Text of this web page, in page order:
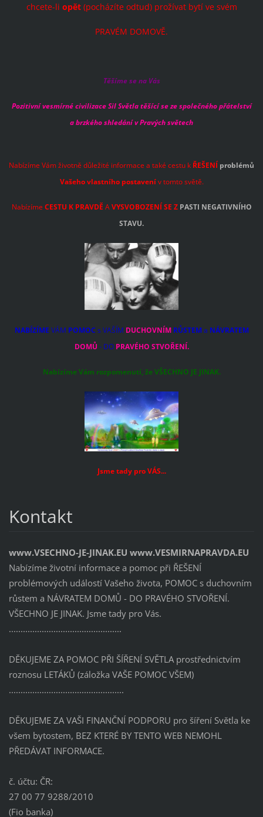
chcete-li opět(pocházíte odtud) prožívat bytí ve svém
PRAVÉM DOMOVĚ.
Těšíme se na Vás
Pozitivní vesmírné civilizace Sil Světla těšící se ze společného přátelství
a brzkého shledání v Pravých světech
Nabízíme Vám životně důležité informace a také cestu k ŘEŠENÍ problémů
Vašeho vlastního postavenív tomto světě.
Nabízíme CESTU K PRAVDĚ AVYSVOBOZENÍ SE Z PASTI NEGATIVNÍHO
STAVU.
NABÍZÍME VÁM POMOC s VAŠÍM DUCHOVNÍMRŮSTEMa NÁVRATEM
DOMŮ - DO PRAVÉHO STVOŘENÍ.
Nabízíme Vám rozpomenutí, že VŠECHNO JE JINAK.
Jsme tady pro VÁS...
Kontakt
www.VSECHNO-JE-JINAK.EU www.VESMIRNAPRAVDA.EU
Nabízíme životní informace a pomoc při ŘEŠENÍ
problémových událostí Vašeho života, POMOC s duchovním
růstem a NÁVRATEM DOMŮ - DO PRAVÉHO STVOŘENÍ.
VŠECHNO JE JINAK. Jsme tady pro Vás.
................................................
DĚKUJEME ZA POMOC PŘI ŠÍŘENÍ SVĚTLA prostřednictvím
roznosu LETÁKŮ (záložka VAŠE POMOC VŠEM)
.................................................
DĚKUJEME ZA VAŠI FINANČNÍ PODPORU pro šíření Světla ke
všem bytostem, BEZ KTERÉ BY TENTO WEB NEMOHL
PŘEDÁVAT INFORMACE.
č. účtu: ČR:
27 00 77 9288/2010
(Fio banka)